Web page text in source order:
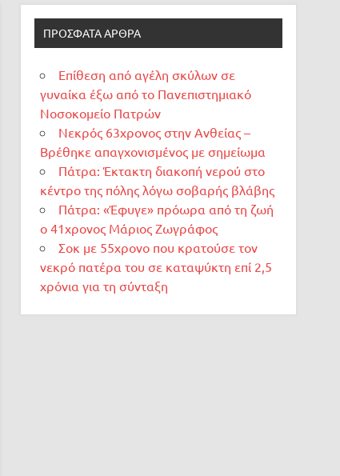
ΠΡΌΣΦΑΤΑ ΆΡΘΡΑ
Επίθεση από αγέλη σκύλων σε
γυναίκα έξω από το Πανεπιστημιακό
Νοσοκομείο Πατρών
Νεκρός 63χρονος στην Ανθείας –
Βρέθηκε απαγχονισμένος με σημείωμα
Πάτρα: Έκτακτη διακοπή νερού στο
κέντρο της πόλης λόγω σοβαρής βλάβης
Πάτρα: «Έφυγε» πρόωρα από τη ζωή
ο 41χρονος Μάριος Ζωγράφος
Σοκ με 55χρονο που κρατούσε τον
νεκρό πατέρα του σε καταψύκτη επί 2,5
χρόνια για τη σύνταξη